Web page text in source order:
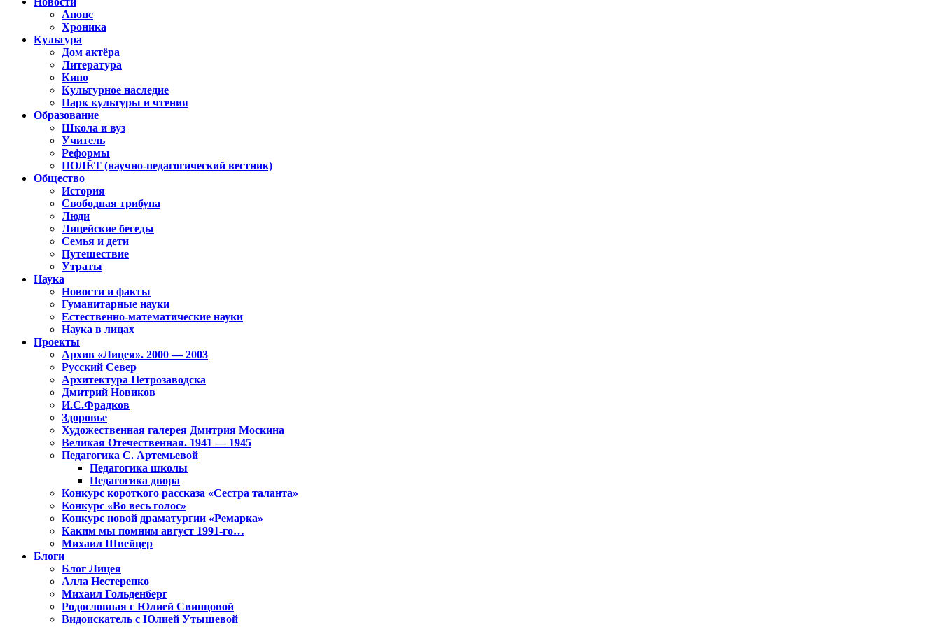
Анонс
Хроника
Культура
Дом актёра
Литература
Кино
Культурное наследие
Парк культуры и чтения
Образование
Школа и вуз
Учитель
Реформы
ПОЛЁТ (научно-педагогический вестник)
Общество
История
Свободная трибуна
Люди
Лицейские беседы
Семья и дети
Путешествие
Утраты
Наука
Новости и факты
Гуманитарные науки
Естественно-математические науки
Наука в лицах
Проекты
Архив «Лицея». 2000 — 2003
Русский Север
Архитектура Петрозаводска
Дмитрий Новиков
И.С.Фрадков
Здоровье
Художественная галерея Дмитрия Москина
Великая Отечественная. 1941 — 1945
Педагогика С. Артемьевой
Педагогика школы
Педагогика двора
Конкурс короткого рассказа «Сестра таланта»
Конкурс «Во весь голос»
Конкурс новой драматургии «Ремарка»
Каким мы помним август 1991-го…
Михаил Швейцер
Блоги
Блог Лицея
Алла Нестеренко
Михаил Гольденберг
Родословная с Юлией Свинцовой
Видоискатель с Юлией Утышевой